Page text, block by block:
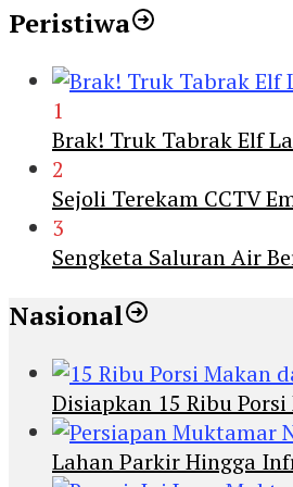
Peristiwa
1
Brak! Truk Tabrak Elf
2
Sejoli Terekam CCTV
3
Sengketa Saluran Air
Nasional
Disiapkan 15 Ribu
Lahan Parkir Hingga